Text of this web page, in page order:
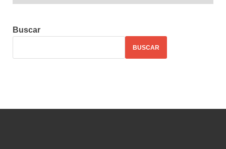
Buscar
BUSCAR